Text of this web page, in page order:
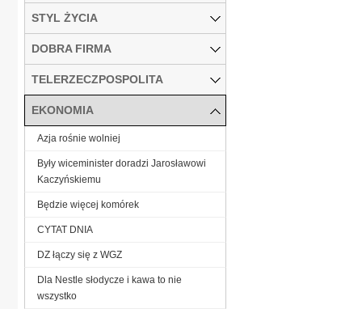
STYL ŻYCIA
DOBRA FIRMA
TELERZECZPOSPOLITA
EKONOMIA
Azja rośnie wolniej
Były wiceminister doradzi Jarosławowi
Kaczyńskiemu
Będzie więcej komórek
CYTAT DNIA
DZ łączy się z WGZ
Dla Nestle słodycze i kawa to nie
wszystko